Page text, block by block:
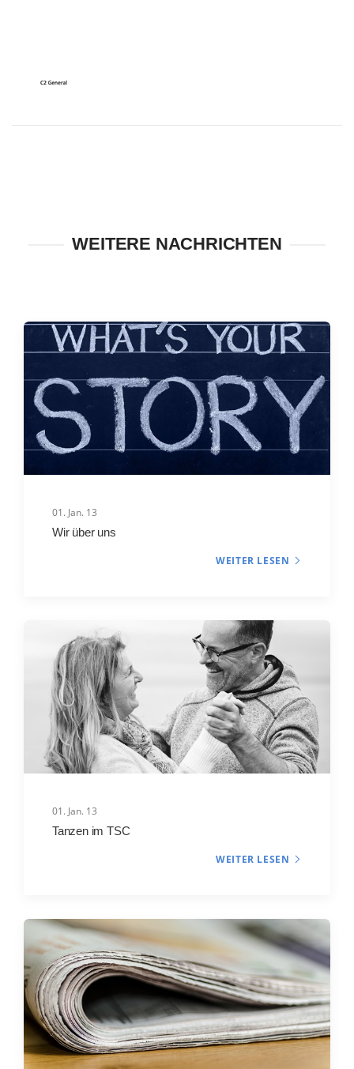
WEITERE NACHRICHTEN
01. Jan. 13
Wir über uns
WEITER LESEN
01. Jan. 13
Tanzen im TSC
WEITER LESEN